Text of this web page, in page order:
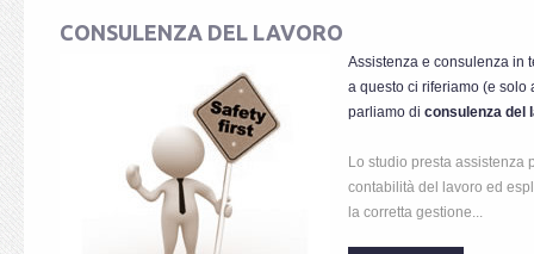
CONSULENZA DEL LAVORO
Assistenza e consulenza in
a questo ci riferiamo (e solo
parliamo di consulenza del
Lo studio presta assistenza
contabilità del lavoro ed
la corretta gestione...